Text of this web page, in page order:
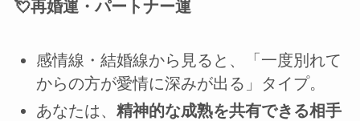
💘再婚運・パートナー運
感情線・結婚線から見ると、「一度別れて
からの方が愛情に深みが出る」タイプ。
あなたは、 精神的な成熟を共有できる相手